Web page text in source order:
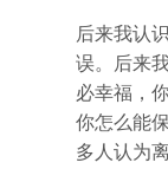
后来我认
误。后来
必幸福，
你怎么能
多人认为